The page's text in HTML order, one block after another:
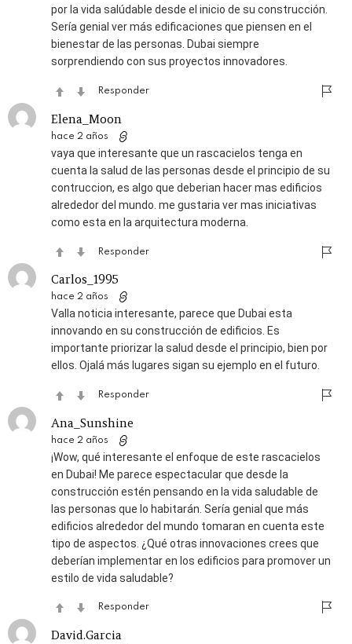
por la vida salúdable desde el inicio de su construcción.
Sería genial ver más edificaciones que piensen en el
bienestar de las personas. Dubai siempre
sorprendiendo con sus proyectos innovadores.
Responder
Elena_Moon
hace 2 años
vaya que interesante que un rascacielos tenga en
cuenta la salud de las personas desde el principio de su
contruccion, es algo que deberian hacer mas edificios
alrededor del mundo. me gustaria ver mas iniciativas
como esta en la arquitectura moderna.
Responder
Carlos_1995
hace 2 años
Valla noticia interesante, parece que Dubai esta
innovando en su construcción de edificios. Es
importante priorizar la salud desde el principio, bien por
ellos. Ojalá más lugares sigan su ejemplo en el futuro.
Responder
Ana_Sunshine
hace 2 años
¡Wow, qué interesante el enfoque de este rascacielos
en Dubai! Me parece espectacular que desde la
construcción estén pensando en la vida saludable de
las personas que lo habitarán. Sería genial que más
edificios alrededor del mundo tomaran en cuenta este
tipo de aspectos. ¿Qué otras innovaciones crees que
deberían implementar en los edificios para promover un
estilo de vida saludable?
Responder
David.Garcia